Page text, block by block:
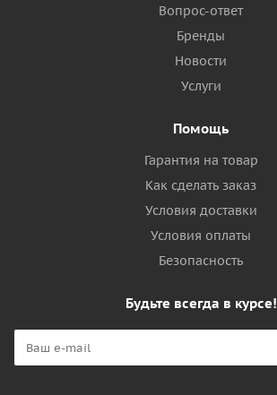
Вопрос-ответ
Бренды
Новости
Услуги
Помощь
Гарантия на товар
Как сделать заказ
Условия доставки
Условия оплаты
Безопасность
Будьте всегда в курсе!